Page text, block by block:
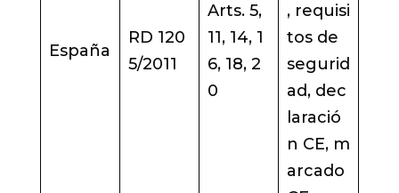
España
RD 120
5/2011
Arts. 5,
11, 14, 1
6, 18, 2
0
, requisi
tos de
segurid
ad, dec
laració
n CE, m
arcado